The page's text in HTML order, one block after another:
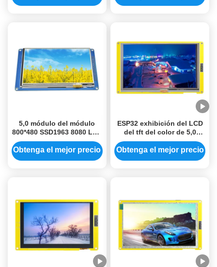
5,0 módulo del módulo
800*480 SSD1963 8080 LCD
TFT de la exhibición del
LCD de la pulgada
Obtenga el mejor precio
ESP32 exhibición del LCD
del tft del color de 5,0
pulgadas con una
resolución de la ayuda
resistente del tacto 800 *
Obtenga el mejor precio